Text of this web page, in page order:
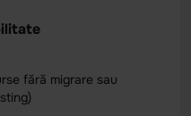
fără migrare sau